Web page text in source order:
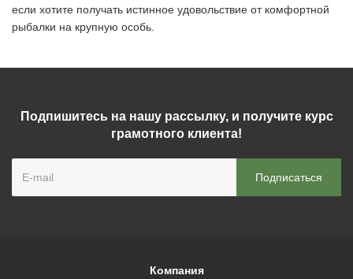
если хотите получать истинное удовольствие от комфортной
рыбалки на крупную особь.
Подпишитесь на нашу рассылку, и получите курс
грамотного клиента!
Компания